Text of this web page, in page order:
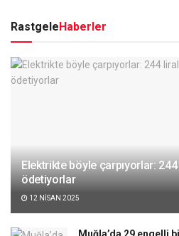
Rastgele Haberler
Elektrikte böyle çarpıyorlar:
ödetiyorlar
12 NISAN 2025